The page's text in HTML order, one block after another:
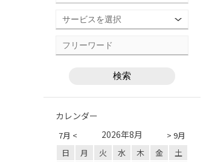
カレンダー
7月 < > 9月
2026年8月
日 月 火 水 木 金
土